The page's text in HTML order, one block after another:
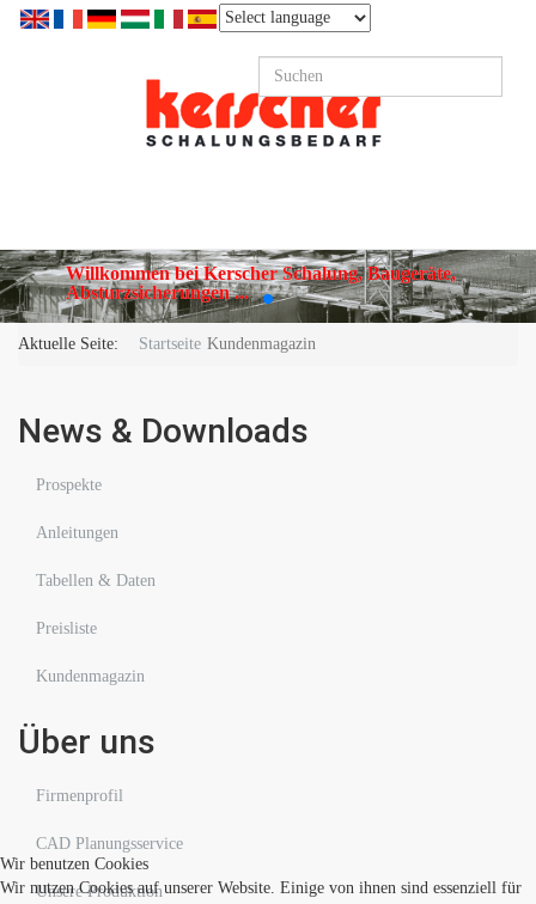
Willkommen bei Kerscher Schalung, Baugeräte,
Absturzsicherungen ...
Aktuelle Seite: Startseite Kundenmagazin
News & Downloads
Prospekte
Anleitungen
Tabellen & Daten
Preisliste
Kundenmagazin
Über uns
Firmenprofil
CAD Planungsservice
Unsere Produktion
Wir benutzen Cookies
Wir nutzen Cookies auf unserer Website. Einige von ihnen sind essenziell für